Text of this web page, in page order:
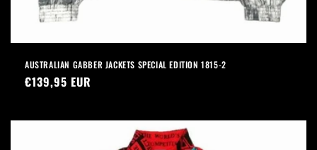
AUSTRALIAN GABBER JACKETS SPECIAL EDITION 1815-2
Prezzo
€139,95 EUR